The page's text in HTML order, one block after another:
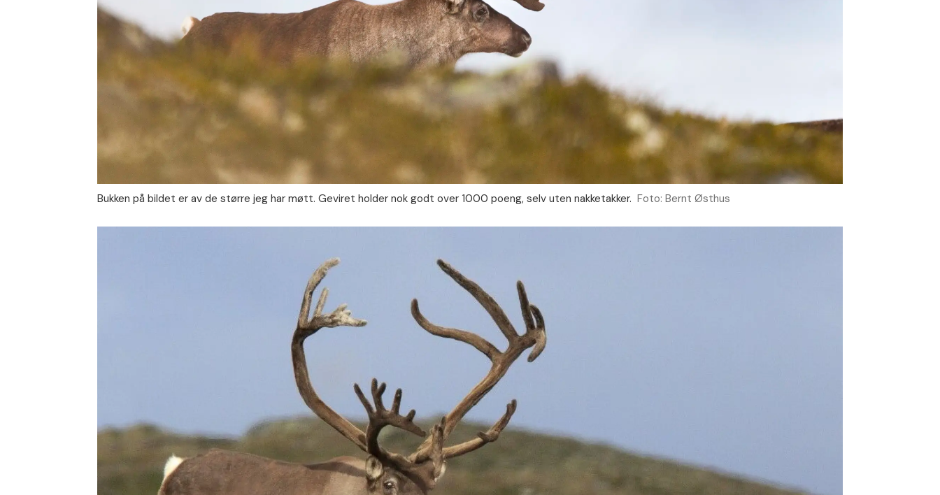
Bukken på bildet er av de større jeg har møtt. Geviret holder nok godt over 1000 poeng, selv uten nakketakker. Foto: Bernt Østhus